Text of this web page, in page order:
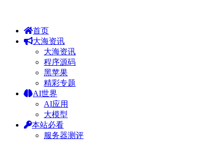
首页
大海资讯
大海资讯
程序源码
黑苹果
精彩专题
AI世界
AI应用
大模型
本站必看
服务器测评